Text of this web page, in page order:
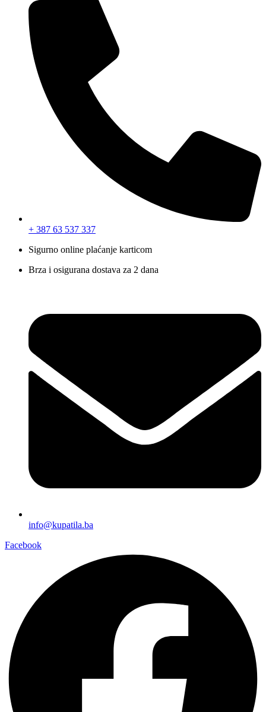
+ 387 63 537 337
Sigurno online plaćanje karticom
Brza i osigurana dostava za 2 dana
info@kupatila.ba
Facebook